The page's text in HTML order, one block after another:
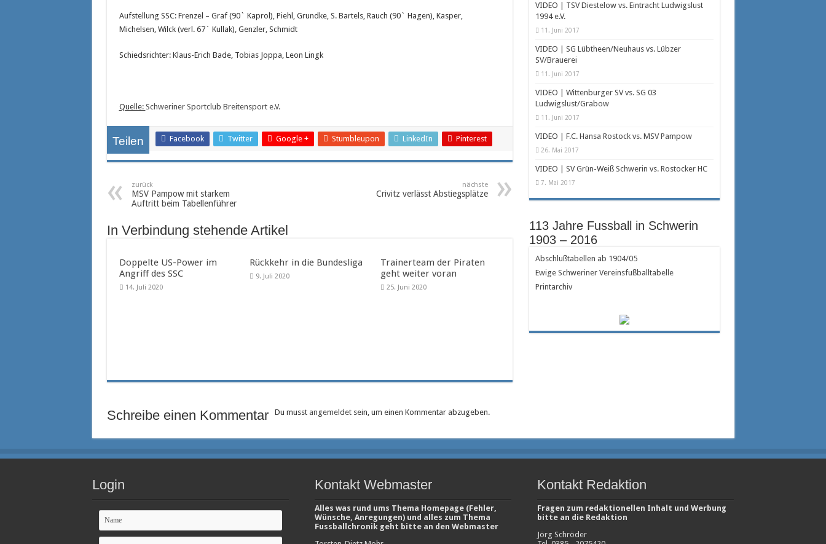
Aufstellung SSC: Frenzel – Graf (90` Kaprol), Piehl, Grundke, S. Bartels, Rauch (90` Hagen), Kasper,
Michelsen, Wilck (verl. 67` Kullak), Genzler, Schmidt
Schiedsrichter: Klaus-Erich Bade, Tobias Joppa, Leon Lingk
Quelle: Schweriner Sportclub Breitensport e.V.
Teilen Facebook Twitter Google + Stumbleupon LinkedIn Pinterest
zurück
MSV Pampow mit starkem
Auftritt beim Tabellenführer
nächste
Crivitz verlässt Abstiegsplätze
In Verbindung stehende Artikel
Doppelte US-Power im
Angriff des SSC
14. Juli 2020
Rückkehr in die Bundesliga
9. Juli 2020
Trainerteam der Piraten
geht weiter voran
25. Juni 2020
Schreibe einen Kommentar Du musst angemeldetsein, um einen Kommentar abzugeben.
VIDEO | TSV Diestelow vs. Eintracht Ludwigslust
1994 e.V.
11. Juni 2017
VIDEO | SG Lübtheen/Neuhaus vs. Lübzer
SV/Brauerei
11. Juni 2017
VIDEO | Wittenburger SV vs. SG 03
Ludwigslust/Grabow
11. Juni 2017
VIDEO | F.C. Hansa Rostock vs. MSV Pampow
26. Mai 2017
VIDEO | SV Grün-Weiß Schwerin vs. Rostocker HC
7. Mai 2017
113 Jahre Fussball in Schwerin
1903 – 2016
Abschlußtabellen ab 1904/05
Ewige Schweriner Vereinsfußballtabelle
Printarchiv
Login Kontakt Webmaster
Alles was rund ums Thema Homepage (Fehler,
Wünsche, Anregungen) und alles zum Thema
Fussballchronik geht bitte an den Webmaster
Kontakt Redaktion
Fragen zum redaktionellen Inhalt und Werbung
bitte an die Redaktion
Jörg Schröder